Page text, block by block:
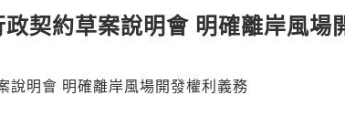
契約草案說明會 明確離岸風場
召開區塊開發第三期行政契約草案說明會 明確離岸風場開發權利義務